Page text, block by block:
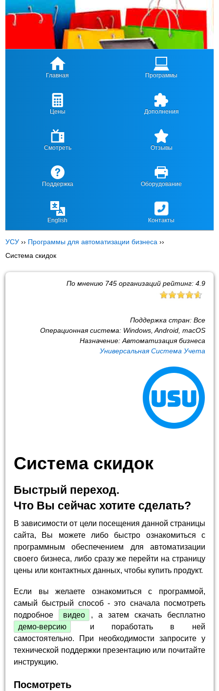
Главная Программы
Цены Дополнения
Смотреть Отзывы
Поддержка Оборудование
English Контакты
УСУ ›› Программы для автоматизации бизнеса ››
Система скидок
По мнению 745организаций рейтинг: 4.9
Поддержка стран: Все
Операционная система: Windows, Android, macOS
Назначение: Автоматизация бизнеса
Универсальная Система Учета
Система скидок
Быстрый переход.
Что Вы сейчас хотите сделать?
В зависимости от цели посещения данной страницы
сайта, Вы можете либо быстро ознакомиться с
программным обеспечением для автоматизации
своего бизнеса, либо сразу же перейти на страницу
цены или контактных данных, чтобы купить продукт.
Если вы желаете ознакомиться с программой,
самый быстрый способ - это сначала посмотреть
подробное
видео
, а затем скачать бесплатно
демо-версию
и поработать в ней
самостоятельно. При необходимости запросите у
технической поддержки презентацию или почитайте
инструкцию.
Посмотреть